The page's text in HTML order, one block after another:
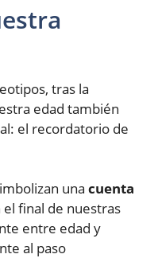
tras la
edad también
el recordatorio de
una cuenta
el final de nuestras
entre edad y
al paso